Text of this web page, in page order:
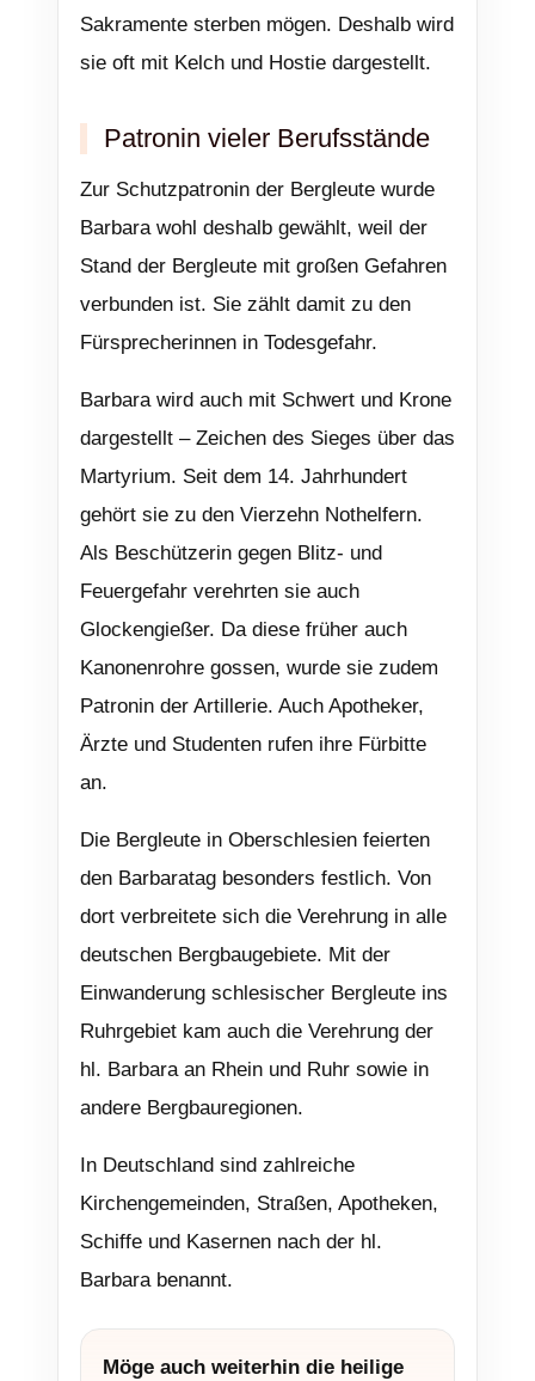
Sakramente sterben mögen. Deshalb wird
sie oft mit Kelch und Hostie dargestellt.
Patronin vieler Berufsstände
Zur Schutzpatronin der Bergleute wurde
Barbara wohl deshalb gewählt, weil der
Stand der Bergleute mit großen Gefahren
verbunden ist. Sie zählt damit zu den
Fürsprecherinnen in Todesgefahr.
Barbara wird auch mit Schwert und Krone
dargestellt – Zeichen des Sieges über das
Martyrium. Seit dem 14. Jahrhundert
gehört sie zu den Vierzehn Nothelfern.
Als Beschützerin gegen Blitz- und
Feuergefahr verehrten sie auch
Glockengießer. Da diese früher auch
Kanonenrohre gossen, wurde sie zudem
Patronin der Artillerie. Auch Apotheker,
Ärzte und Studenten rufen ihre Fürbitte
an.
Die Bergleute in Oberschlesien feierten
den Barbaratag besonders festlich. Von
dort verbreitete sich die Verehrung in alle
deutschen Bergbaugebiete. Mit der
Einwanderung schlesischer Bergleute ins
Ruhrgebiet kam auch die Verehrung der
hl. Barbara an Rhein und Ruhr sowie in
andere Bergbauregionen.
In Deutschland sind zahlreiche
Kirchengemeinden, Straßen, Apotheken,
Schiffe und Kasernen nach der hl.
Barbara benannt.
Möge auch weiterhin die heilige